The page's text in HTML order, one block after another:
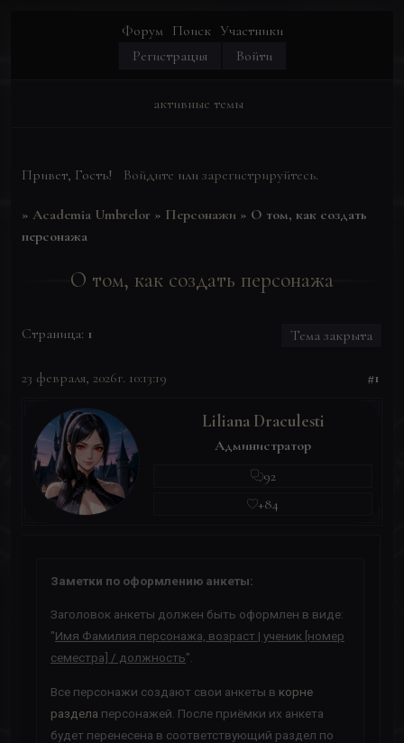
Регистрация Войти
Форум Поиск Участники
активные темы
Привет, Гость! Войдите или зарегистрируйтесь.
» Academia Umbrelor » Персонажи » О том, как создать
персонажа
О том, как создать персонажа
Страница: 1 Тема закрыта
1
23 февраля, 2026г. 10:13:19
Liliana Draculesti
Администратор
92
+84
Заметки по оформлению анкеты:
Заголовок анкеты должен быть оформлен в виде:
"Имя Фамилия персонажа, возраст | ученик [номер
семестра] / должность".
Все персонажи создают свои анкеты в корне
раздела персонажей. После приёмки их анкета
будет перенесена в соответствующий раздел по